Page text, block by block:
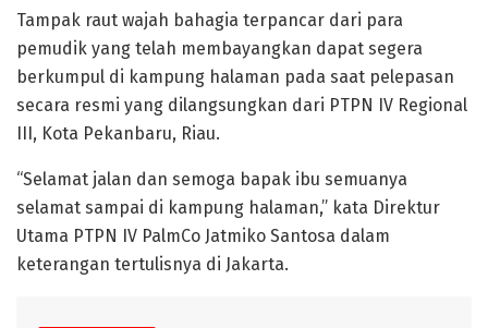
Tampak raut wajah bahagia terpancar dari para
pemudik yang telah membayangkan dapat segera
berkumpul di kampung halaman pada saat pelepasan
secara resmi yang dilangsungkan dari PTPN IV Regional
III, Kota Pekanbaru, Riau.
“Selamat jalan dan semoga bapak ibu semuanya
selamat sampai di kampung halaman,” kata Direktur
Utama PTPN IV PalmCo Jatmiko Santosa dalam
keterangan tertulisnya di Jakarta.